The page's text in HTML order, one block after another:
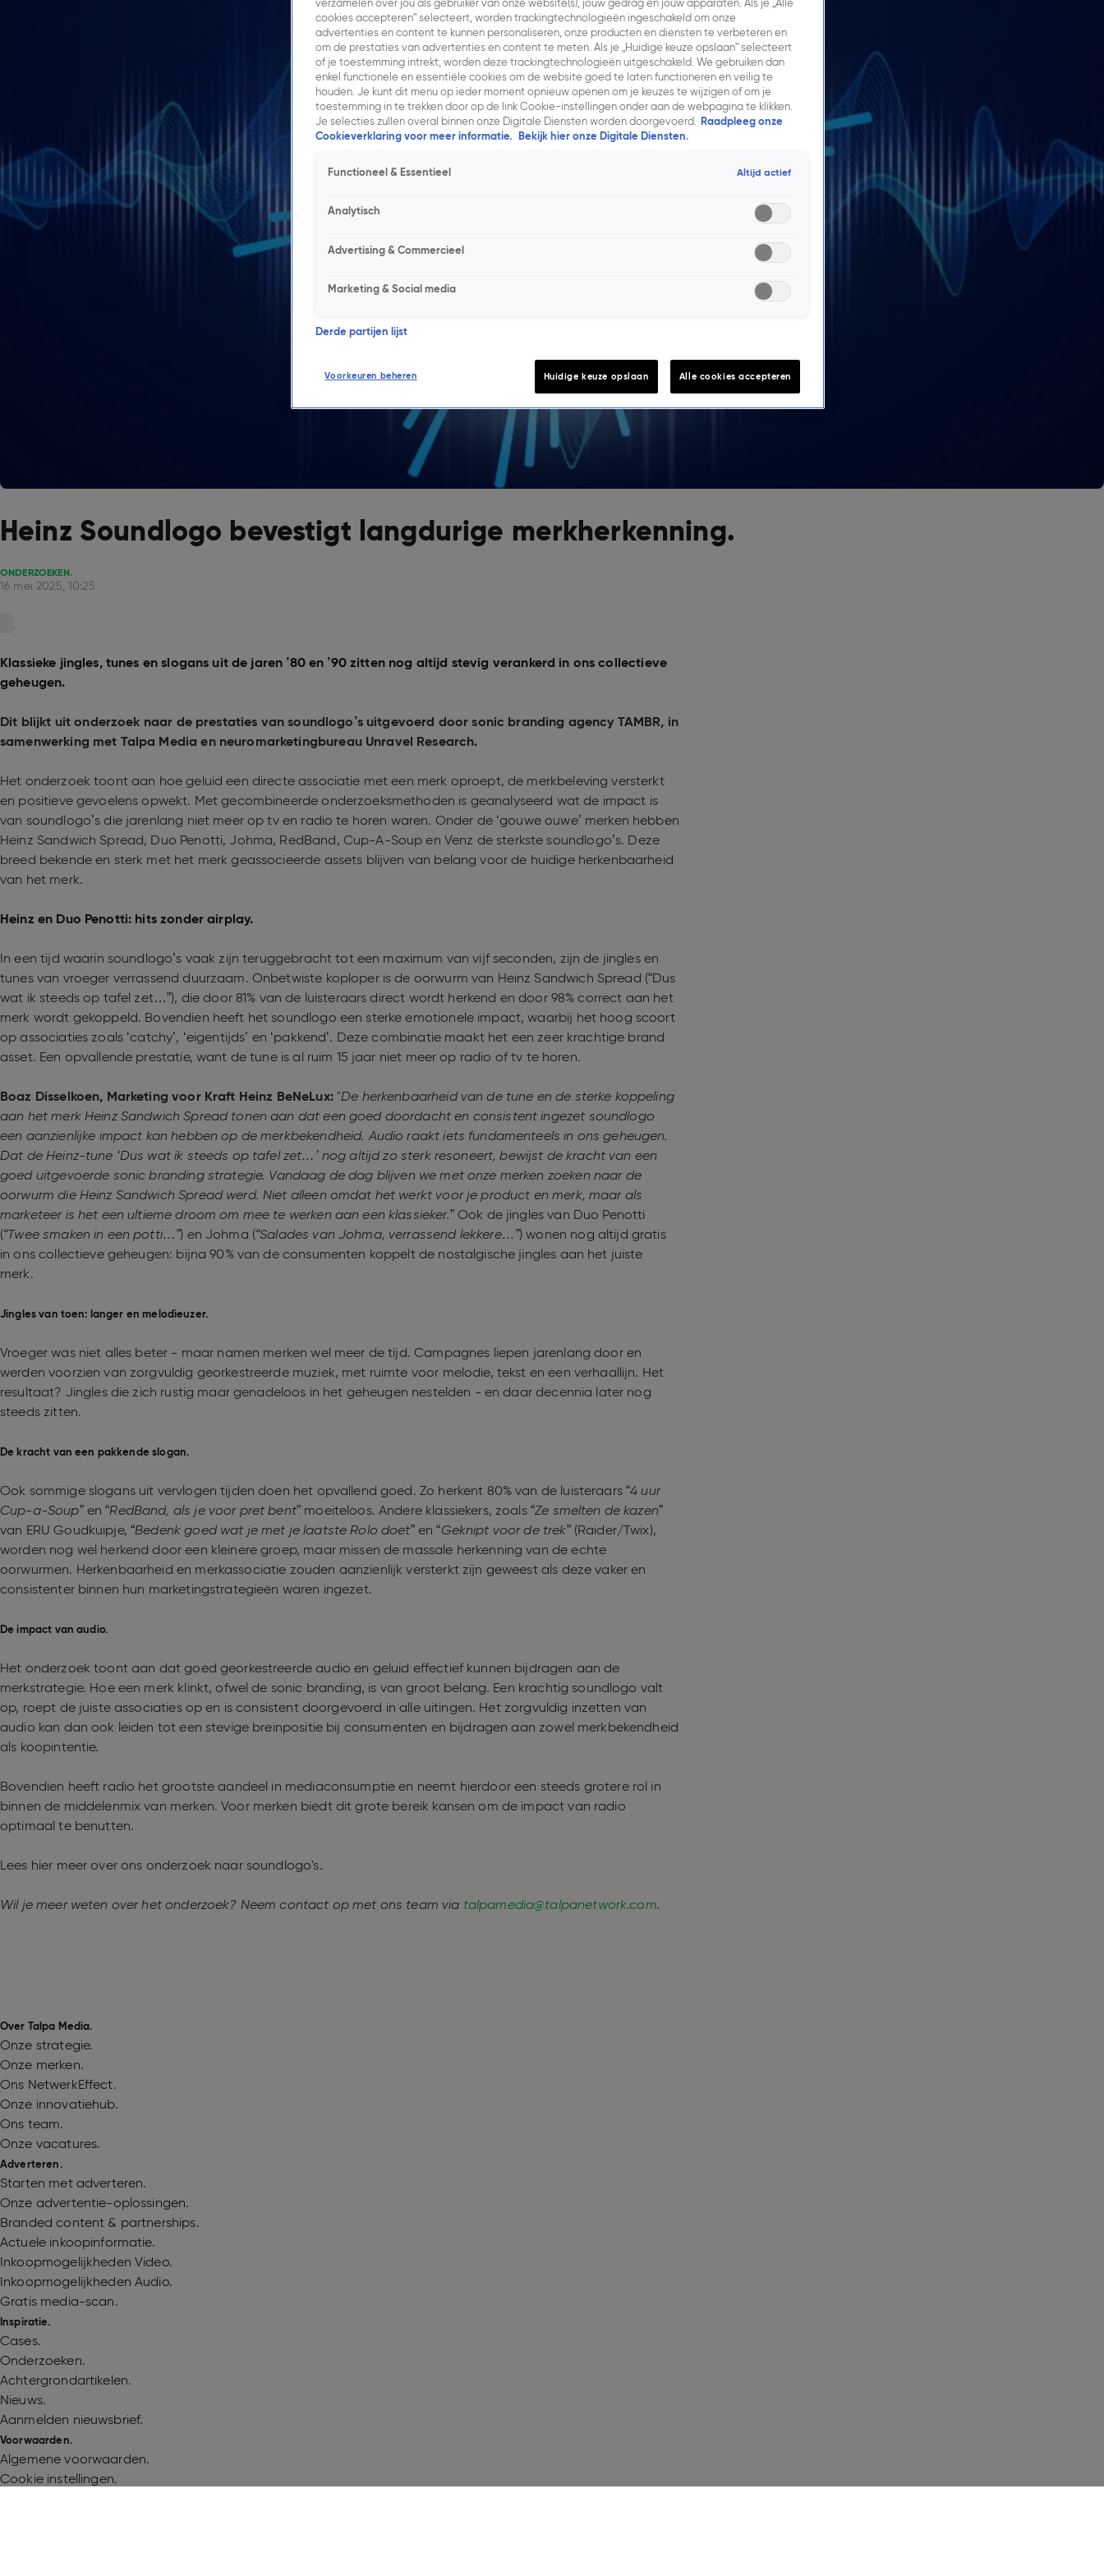
Heinz Soundlogo bevestigt langdurige merkherkenning.
ONDERZOEKEN.
16 mei 2025, 10:25
Klassieke jingles, tunes en slogans uit de jaren ’80 en ’90 zitten nog altijd stevig verankerd in ons collectieve
geheugen.
Dit blijkt uit onderzoek naar de prestaties van soundlogo’s uitgevoerd door sonic branding agency TAMBR, in
samenwerking met Talpa Media en neuromarketingbureau Unravel Research.
Het onderzoek toont aan hoe geluid een directe associatie met een merk oproept, de merkbeleving versterkt
en positieve gevoelens opwekt. Met gecombineerde onderzoeksmethoden is geanalyseerd wat de impact is
van soundlogo’s die jarenlang niet meer op tv en radio te horen waren. Onder de ‘gouwe ouwe’ merken hebben
Heinz Sandwich Spread, Duo Penotti, Johma, RedBand, Cup-A-Soup en Venz de sterkste soundlogo’s. Deze
breed bekende en sterk met het merk geassocieerde assets blijven van belang voor de huidige herkenbaarheid
van het merk.
Heinz en Duo Penotti: hits zonder airplay.
In een tijd waarin soundlogo’s vaak zijn teruggebracht tot een maximum van vijf seconden, zijn de jingles en
tunes van vroeger verrassend duurzaam. Onbetwiste koploper is de oorwurm van Heinz Sandwich Spread (“Dus
wat ik steeds op tafel zet…”), die door 81% van de luisteraars direct wordt herkend en door 98% correct aan het
merk wordt gekoppeld. Bovendien heeft het soundlogo een sterke emotionele impact, waarbij het hoog scoort
op associaties zoals ‘catchy’, ‘eigentijds’ en ‘pakkend’. Deze combinatie maakt het een zeer krachtige brand
asset​. Een opvallende prestatie, want de tune is al ruim 15 jaar niet meer op radio of tv te horen.
Boaz Disselkoen, Marketing voor Kraft Heinz BeNeLux:"De herkenbaarheid van de tune en de sterke koppeling
aan het merk Heinz Sandwich Spread tonen aan dat een goed doordacht en consistent ingezet soundlogo
een aanzienlijke impact kan hebben op de merkbekendheid. Audio raakt iets fundamenteels in ons geheugen.
Dat de Heinz-tune ‘Dus wat ik steeds op tafel zet…’ nog altijd zo sterk resoneert, bewijst de kracht van een
goed uitgevoerde sonic branding strategie. Vandaag de dag blijven we met onze merken zoeken naar de
oorwurm die Heinz Sandwich Spread werd. Niet alleen omdat het werkt voor je product en merk, maar als
marketeer is het een ultieme droom om mee te werken aan een klassieker.” Ook de jingles van Duo Penotti
(“Twee smaken in een potti…”) en Johma (“Salades van Johma, verrassend lekkere…”) wonen nog altijd gratis
in ons collectieve geheugen: bijna 90% van de consumenten koppelt de nostalgische jingles aan het juiste
merk.
Jingles van toen: langer en melodieuzer.
Vroeger was niet alles beter - maar namen merken wel meer de tijd. Campagnes liepen jarenlang door en
werden voorzien van zorgvuldig georkestreerde muziek, met ruimte voor melodie, tekst en een verhaallijn. Het
resultaat? Jingles die zich rustig maar genadeloos in het geheugen nestelden - en daar decennia later nog
steeds zitten.
De kracht van een pakkende slogan.
Ook sommige slogans uit vervlogen tijden doen het opvallend goed. Zo herkent 80% van de luisteraars “4 uur
Cup-a-Soup” en “RedBand, als je voor pret bent” moeiteloos. Andere klassiekers, zoals “Ze smelten de kazen”
van ERU Goudkuipje, “Bedenk goed wat je met je laatste Rolo doet” en “Geknipt voor de trek” (Raider/Twix),
worden nog wel herkend door een kleinere groep, maar missen de massale herkenning van de echte
oorwurmen. Herkenbaarheid en merkassociatie zouden aanzienlijk versterkt zijn geweest als deze vaker en
consistenter binnen hun marketingstrategieën waren ingezet.
De impact van audio.
Het onderzoek toont aan dat goed georkestreerde audio en geluid effectief kunnen bijdragen aan de
merkstrategie. Hoe een merk klinkt, ofwel de sonic branding, is van groot belang. Een krachtig soundlogo valt
op, roept de juiste associaties op en is consistent doorgevoerd in alle uitingen. Het zorgvuldig inzetten van
audio kan dan ook leiden tot een stevige breinpositie bij consumenten en bijdragen aan zowel merkbekendheid
als koopintentie.
Bovendien heeft radio het grootste aandeel in mediaconsumptie en neemt hierdoor een steeds grotere rol in
binnen de middelenmix van merken. Voor merken biedt dit grote bereik kansen om de impact van radio
optimaal te benutten.
Lees hier meer over ons onderzoek naar soundlogo's.
Wil je meer weten over het onderzoek? Neem contact op met ons team via talpamedia@talpanetwork.com.
Over Talpa Media.
Onze strategie.
Onze merken.
Ons NetwerkEffect.
Onze innovatiehub.
Ons team.
Onze vacatures.
Adverteren.
Starten met adverteren.
Onze advertentie-oplossingen.
Branded content & partnerships.
Actuele inkoopinformatie.
Inkoopmogelijkheden Video.
Inkoopmogelijkheden Audio.
Gratis media-scan.
Inspiratie.
Cases.
Onderzoeken.
Achtergrondartikelen.
Nieuws.
Aanmelden nieuwsbrief.
Voorwaarden.
Algemene voorwaarden.
Cookie instellingen.
verzamelen over jou als gebruiker van onze website(s), jouw gedrag en jouw apparaten. Als je „Alle
cookies accepteren” selecteert, worden trackingtechnologieën ingeschakeld om onze
advertenties en content te kunnen personaliseren, onze producten en diensten te verbeteren en
om de prestaties van advertenties en content te meten. Als je „Huidige keuze opslaan” selecteert
of je toestemming intrekt, worden deze trackingtechnologieën uitgeschakeld. We gebruiken dan
enkel functionele en essentiële cookies om de website goed te laten functioneren en veilig te
houden. Je kunt dit menu op ieder moment opnieuw openen om je keuzes te wijzigen of om je
toestemming in te trekken door op de link Cookie-instellingen onder aan de webpagina te klikken.
Je selecties zullen overal binnen onze Digitale Diensten worden doorgevoerd. Raadpleeg onze
Cookieverklaring voor meer informatie. Bekijk hier onze Digitale Diensten.
Functioneel & Essentieel Altijd actief
Analytisch
Advertising & Commercieel
Marketing & Social media
Derde partijen lijst
Voorkeuren beheren Huidige keuze opslaan Alle cookies accepteren